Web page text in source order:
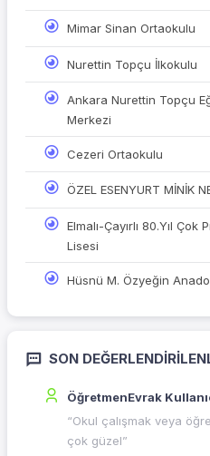
Mimar Sinan Ortaokulu
Nurettin Topçu İlkokulu
Ankara Nurettin Topçu
Merkezi
Cezeri Ortaokulu
ÖZEL ESENYURT MİNİK
Elmalı-Çayırlı 80.Yıl Çok
Lisesi
Hüsnü M. Özyeğin
SON
ÖğretmenEvrak
“Okul çalışmak veya
çok güzel”